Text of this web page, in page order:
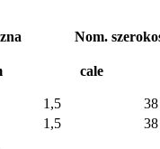
Nom.
cale
1,5 38
1,5 38